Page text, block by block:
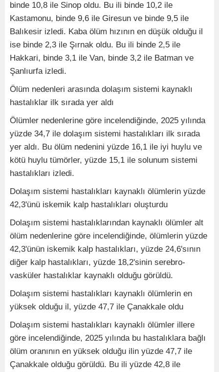
binde 10,8 ile Sinop oldu. Bu ili binde 10,2 ile
Kastamonu, binde 9,6 ile Giresun ve binde 9,5 ile
Balıkesir izledi. Kaba ölüm hızının en düşük olduğu il
ise binde 2,3 ile Şırnak oldu. Bu ili binde 2,5 ile
Hakkari, binde 3,1 ile Van, binde 3,2 ile Batman ve
Şanlıurfa izledi.
Ölüm nedenleri arasında dolaşım sistemi kaynaklı
hastalıklar ilk sırada yer aldı
Ölümler nedenlerine göre incelendiğinde, 2025 yılında
yüzde 34,7 ile dolaşım sistemi hastalıkları ilk sırada
yer aldı. Bu ölüm nedenini yüzde 16,1 ile iyi huylu ve
kötü huylu tümörler, yüzde 15,1 ile solunum sistemi
hastalıkları izledi.
Dolaşım sistemi hastalıkları kaynaklı ölümlerin yüzde
42,3'ünü iskemik kalp hastalıkları oluşturdu
Dolaşım sistemi hastalıklarından kaynaklı ölümler alt
ölüm nedenlerine göre incelendiğinde, ölümlerin yüzde
42,3'ünün iskemik kalp hastalıkları, yüzde 24,6'sının
diğer kalp hastalıkları, yüzde 18,2'sinin serebro-
vasküler hastalıklar kaynaklı olduğu görüldü.
Dolaşım sistemi hastalıkları kaynaklı ölümlerin en
yüksek olduğu il, yüzde 47,7 ile Çanakkale oldu
Dolaşım sistemi hastalıkları kaynaklı ölümler illere
göre incelendiğinde, 2025 yılında bu hastalıklara bağlı
ölüm oranının en yüksek olduğu ilin yüzde 47,7 ile
Çanakkale olduğu görüldü. Bu ili yüzde 42,8 ile